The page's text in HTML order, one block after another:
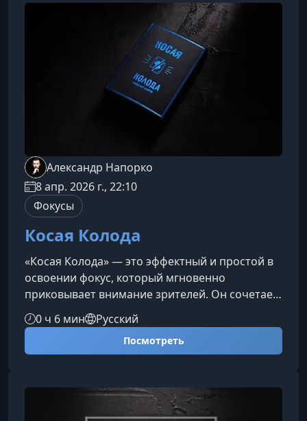
зрителем.Уникальные особенности
ментальных конвертовКонверты выполнены
из прочной дизайнерской бумаги, что
обеспечивает их эстетичность и
долговечность. Они органич
Александр Напорко
8 апр. 2026 г., 22:10
Фокусы
Косая Колода
«Косая Колода» — это эффектный и простой в
освоении фокус, который мгновенно
приковывает внимание зрителей. Он сочетает
визуальную необычность реквизита и
сильный финальный эффект, создавая
ощущение настоящей магии и оставляя у
специализированная колода выделяется
благодаря необычному косому срезу, который
0 ч 6 мин Русский
Посмотреть